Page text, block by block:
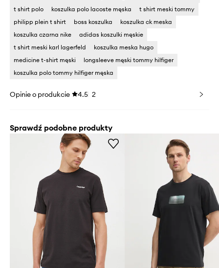
t shirt polo
koszulka polo lacoste męska
t shirt meski tommy
philipp plein t shirt
boss koszulka
koszulka ck meska
koszulka czarna nike
adidas koszulki męskie
t shirt meski karl lagerfeld
koszulka meska hugo
medicine t-shirt męski
longsleeve męski tommy hilfiger
koszulka polo tommy hilfiger męska
Opinie o produkcie 4.5 2
Sprawdź podobne produkty